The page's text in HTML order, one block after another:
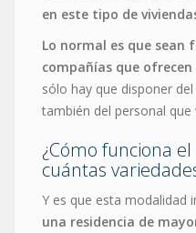
en este tipo de
Lo normal es que sean
compañías que ofrecen
sólo hay que disponer
también del personal
¿Cómo funciona
cuántas
Y es que esta modalidad
una residencia de